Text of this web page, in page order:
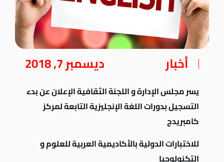
أخبار ديسمبر 7, 2018
يسر مجلس الإدارة و اللجنة الثقافية الإعلان عن بدء
التسجيل بدورات اللغة الإنجليزية التابعة لمركز
كامبريدج
للاختبارات الدولية بالأكاديمية العربية للعلوم و
التكنولوجيا